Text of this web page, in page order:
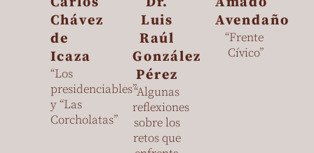
Chávez
de
Icaza
“Los
presidenciables”
y “Las
Corcholatas”
Luis
Raúl
González
Pérez
“Algunas
reflexiones
sobre los
retos que
Avendaño
“Frente
Cívico”